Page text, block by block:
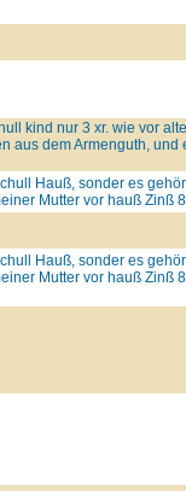
kind nur 3 xr. wie vor
aus dem Armenguth,
Hauß, sonder es
Mutter vor hauß Zinß
Hauß, sonder es
Mutter vor hauß Zinß